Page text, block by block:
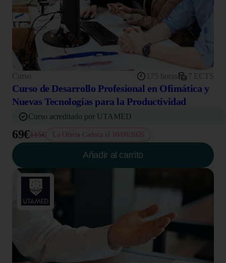
Curso 175 horas 7 ECTS
Curso de Desarrollo Profesional en Ofimática y
Nuevas Tecnologías para la Productividad
Curso acreditado por UTAMED
69€115€ La Oferta Caduca el 10/08/2026
Añadir al carrito